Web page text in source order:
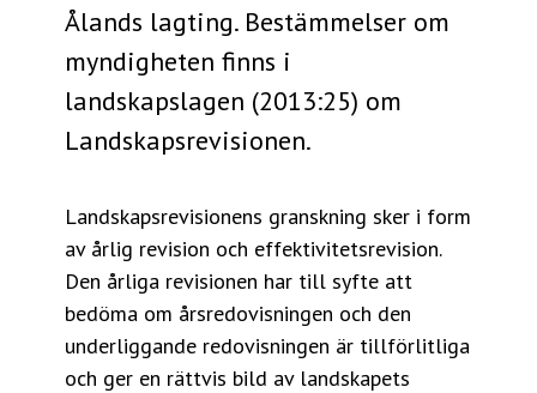
Ålands lagting. Bestämmelser om
myndigheten finns i
landskapslagen (2013:25) om
Landskapsrevisionen.
Landskapsrevisionens granskning sker i form
av årlig revision och effektivitetsrevision.
Den årliga revisionen har till syfte att
bedöma om årsredovisningen och den
underliggande redovisningen är tillförlitliga
och ger en rättvis bild av landskapets